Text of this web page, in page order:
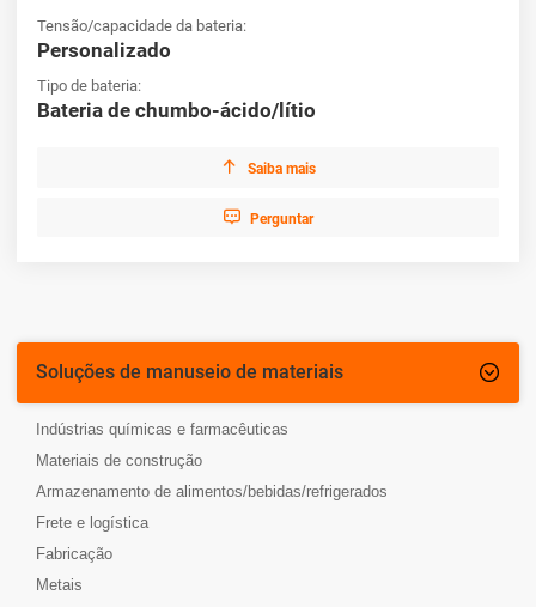
Soluções de manuseio de materiais 
Indústrias químicas e farmacêuticas
Materiais de construção
Armazenamento de alimentos/bebidas/refrigerados
Frete e logística
Fabricação
Metais
ecologicamente corretos.
Tensão/capacidade da bateria:
Personalizado
Tipo de bateria:
Bateria de chumbo-ácido/lítio
 Saiba mais
 Perguntar